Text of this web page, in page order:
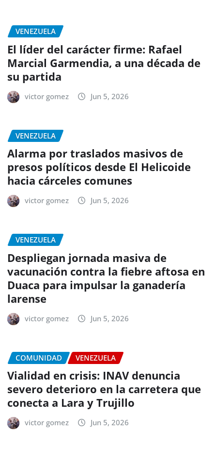
VENEZUELA
El líder del carácter firme: Rafael
Marcial Garmendia, a una década de
su partida
victor gomez Jun 5, 2026
VENEZUELA
Alarma por traslados masivos de
presos políticos desde El Helicoide
hacia cárceles comunes
victor gomez Jun 5, 2026
VENEZUELA
Despliegan jornada masiva de
vacunación contra la fiebre aftosa en
Duaca para impulsar la ganadería
larense
victor gomez Jun 5, 2026
COMUNIDAD VENEZUELA
Vialidad en crisis: INAV denuncia
severo deterioro en la carretera que
conecta a Lara y Trujillo
victor gomez Jun 5, 2026